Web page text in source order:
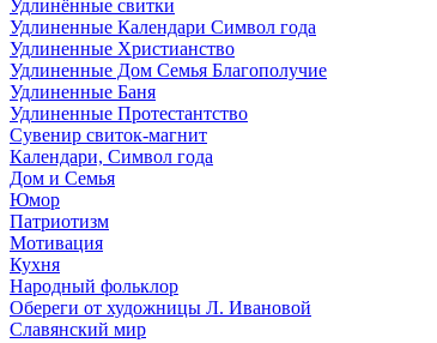
Удлинённые свитки
Удлиненные Календари Символ года
Удлиненные Христианство
Удлиненные Дом Семья Благополучие
Удлиненные Баня
Удлиненные Протестантство
Сувенир свиток-магнит
Календари, Символ года
Дом и Семья
Юмор
Патриотизм
Мотивация
Кухня
Народный фольклор
Обереги от художницы Л. Ивановой
Славянский мир